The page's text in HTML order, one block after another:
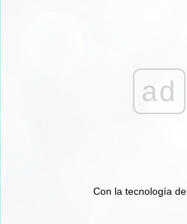
ad
Con la tecnología de